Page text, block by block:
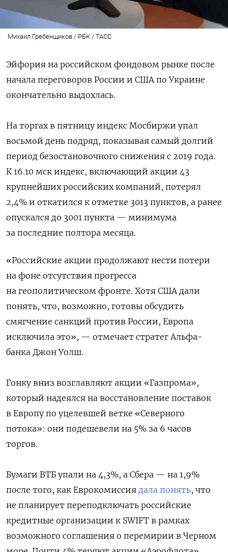
Михаил Гребенщиков / РБК / ТАСС
Эйфория на российском фондовом рынке после
начала переговоров России и США по Украине
окончательно выдохлась.
На торгах в пятницу индекс Мосбиржи упал
восьмой день подряд, показывая самый долгий
период безостановочного снижения с 2019 года.
К 16.10 мск индекс, включающий акции 43
крупнейших российских компаний, потерял
2,4% и откатился к отметке 3013 пунктов, а ранее
опускался до 3001 пункта — минимума
за последние полтора месяца.
«Российские акции продолжают нести потери
на фоне отсутствия прогресса
на геополитическом фронте. Хотя США дали
понять, что, возможно, готовы обсудить
смягчение санкций против России, Европа
исключила это», — отмечает стратег Альфа-
банка Джон Уолш.
Гонку вниз возглавляют акции «Газпрома»,
который надеялся на восстановление поставок
в Европу по уцелевшей ветке «Северного
потока»: они подешевели на 5% за 6 часов
торгов.
Бумаги ВТБ упали на 4,3%, а Сбера — на 1,9%
после того, как Еврокомиссия дала понять, что
не планирует переподключать российские
кредитные организации к SWIFT в рамках
возможного соглашения о перемирии в Черном